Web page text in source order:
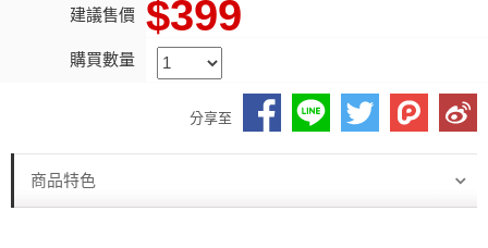
建議售價 $399
購買數量
分享至
商品特色